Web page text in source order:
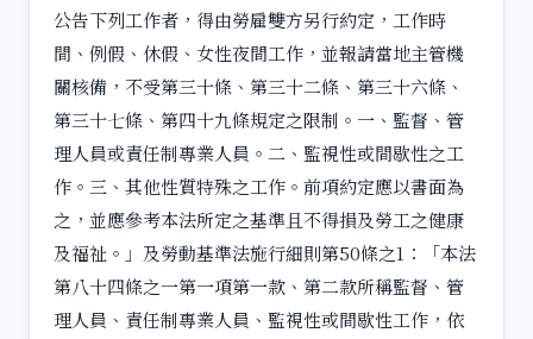
公告下列工作者，得由勞雇雙方另行約定，工作時
間、例假、休假、女性夜間工作，並報請當地主管機
關核備，不受第三十條、第三十二條、第三十六條、
第三十七條、第四十九條規定之限制。一、監督、管
理人員或責任制專業人員。二、監視性或間歇性之工
作。三、其他性質特殊之工作。前項約定應以書面為
之，並應參考本法所定之基準且不得損及勞工之健康
及福祉。」及勞動基準法施行細則第50條之1：「本法
第八十四條之一第一項第一款、第二款所稱監督、管
理人員、責任制專業人員、監視性或間歇性工作，依